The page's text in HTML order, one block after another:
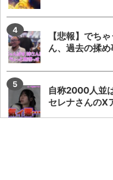
【悲報】でち
ん、過去の揉
自称2000人並
セレナさんのX